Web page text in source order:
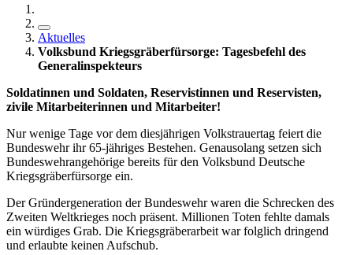
Aktuelles
Volksbund Kriegsgräberfürsorge: Tagesbefehl des
Generalinspekteurs
Soldatinnen und Soldaten, Reservistinnen und Reservisten,
zivile Mitarbeiterinnen und Mitarbeiter!
Nur wenige Tage vor dem diesjährigen Volkstrauertag feiert die
Bundeswehr ihr 65-jähriges Bestehen. Genausolang setzen sich
Bundeswehrangehörige bereits für den Volksbund Deutsche
Kriegsgräberfürsorge ein.
Der Gründergeneration der Bundeswehr waren die Schrecken des
Zweiten Weltkrieges noch präsent. Millionen Toten fehlte damals
ein würdiges Grab. Die Kriegsgräberarbeit war folglich dringend
und erlaubte keinen Aufschub.